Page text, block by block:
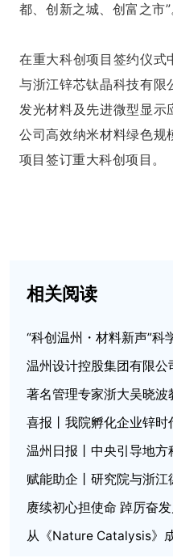
都、创新之城、创富之市”
在重大科创项目签约仪式
与浙江锌芯钛晶科技有限
发光材料及先进微型显示
公司高效纳米材料绿色规
项目签订重大科创项目。
相关阅读